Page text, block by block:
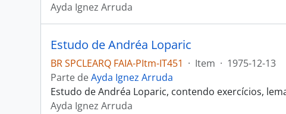
Ayda Ignez Arruda
Estudo de Andréa Loparic
BR SPCLEARQ FAIA-PItm-IT451 · Item · 1975-12-13
Parte deAyda Ignez Arruda
Estudo de Andréa Loparic, contendo exercícios,
Ayda Ignez Arruda